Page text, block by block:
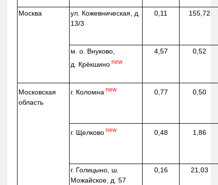
Москва ул. Кожевническая, д.
13/3
0,11 155,72
м. о. Внуково,
д. Крёкшино new
4,57 0,52
Московская
область
г. Коломна new 0,77 0,50
г. Щелково new 0,48 1,86
г. Голицыно, ш.
Можайское, д. 57
0,16 21,03